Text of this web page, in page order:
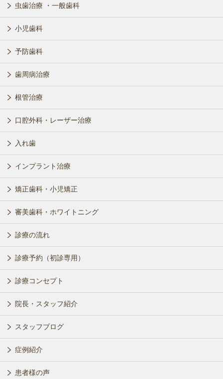
虫歯治療 ・一般歯科
小児歯科
予防歯科
歯周病治療
根管治療
口腔外科・レーザー治療
入れ歯
インプラント治療
矯正歯科・小児矯正
審美歯科・ホワイトニング
診療の流れ
診療予約（初診専用）
診療コンセプト
院長・スタッフ紹介
スタッフブログ
症例紹介
患者様の声